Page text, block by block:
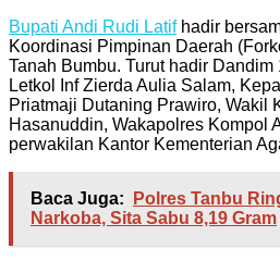
Bupati Andi Rudi Latifhadir
Koordinasi Pimpinan Daerah
Tanah Bumbu. Turut hadir Dandim
Letkol Inf Zierda Aulia Salam,
Priatmaji Dutaning Prawiro, Wakil
Hasanuddin, Wakapolres Kompol
perwakilan Kantor Kementerian
Baca Juga:
Polres Tanbu
Narkoba, Sita Sabu 8,19 Gram